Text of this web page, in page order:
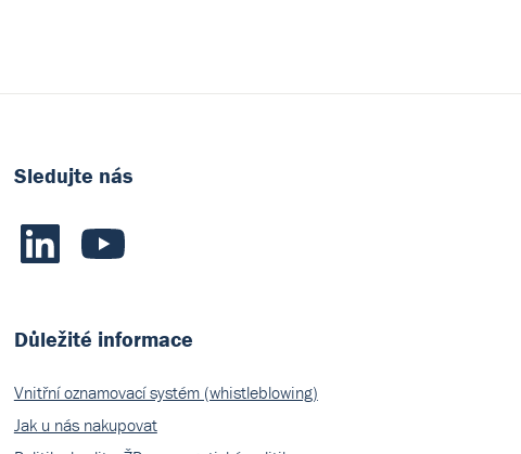
Sledujte nás
Důležité informace
Vnitřní oznamovací systém (whistleblowing)
Jak u nás nakupovat